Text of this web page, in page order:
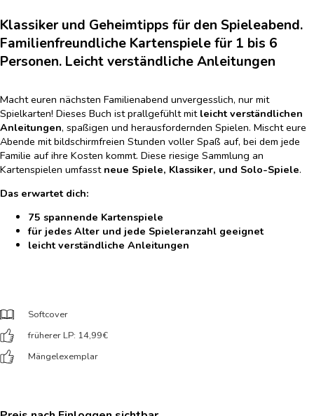
Klassiker und Geheimtipps für den Spieleabend.
Familienfreundliche Kartenspiele für 1 bis 6
Personen. Leicht verständliche Anleitungen
Macht euren nächsten Familienabend unvergesslich, nur mit
Spielkarten! Dieses Buch ist prallgefühlt mit leicht verständlichen
Anleitungen, spaßigen und herausfordernden Spielen. Mischt eure
Abende mit bildschirmfreien Stunden voller Spaß auf, bei dem jede
Familie auf ihre Kosten kommt. Diese riesige Sammlung an
Kartenspielen umfasst neue Spiele, Klassiker, und Solo-Spiele.
Das erwartet dich:
75 spannende Kartenspiele
für jedes Alter und jede Spieleranzahl geeignet
leicht verständliche Anleitungen
Softcover
früherer LP: 14,99€
Mängelexemplar